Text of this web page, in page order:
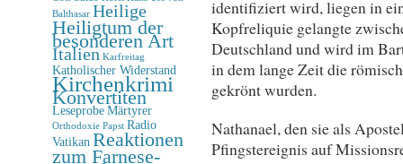
identifiziert wird, liegen in
Kopfreliquie gelangte
Deutschland und wird im
in dem lange Zeit die
gekrönt wurden.
Nathanael, den sie als
Pfingstereignis auf
Balthasar Heilige
Heiligtum der
besonderen Art
Italien Karfreitag
Katholischer Widerstand
Kirchenkrimi
Konvertiten
Leseprobe Märtyrer
Orthodoxie Papst Radio
Vatikan Reaktionen
zum Farnese-